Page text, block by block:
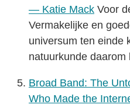
— Katie Mack Voor
Vermakelijke en
universum ten einde
natuurkunde
Broad Band: The
Who Made the